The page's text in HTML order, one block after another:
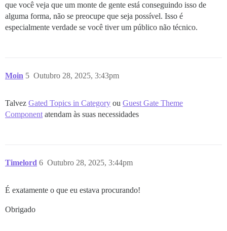
que você veja que um monte de gente está conseguindo isso de
alguma forma, não se preocupe que seja possível. Isso é
especialmente verdade se você tiver um público não técnico.
Moin Outubro 28, 2025, 3:43pm
5
Talvez Gated Topics in Category ou Guest Gate Theme
Component atendam às suas necessidades
Timelord Outubro 28, 2025, 3:44pm
6
É exatamente o que eu estava procurando!
Obrigado